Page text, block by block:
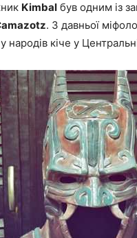
Kimbal був одним із
. З давньої
народів кіче у